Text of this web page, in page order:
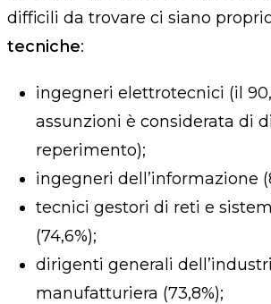
difficili da trovare ci siano
tecniche:
ingegneri elettrotecnici (il
assunzioni è considerata di
reperimento);
ingegneri dell’informazione
tecnici gestori di reti e
(74,6%);
dirigenti generali
manufatturiera (73,8%);